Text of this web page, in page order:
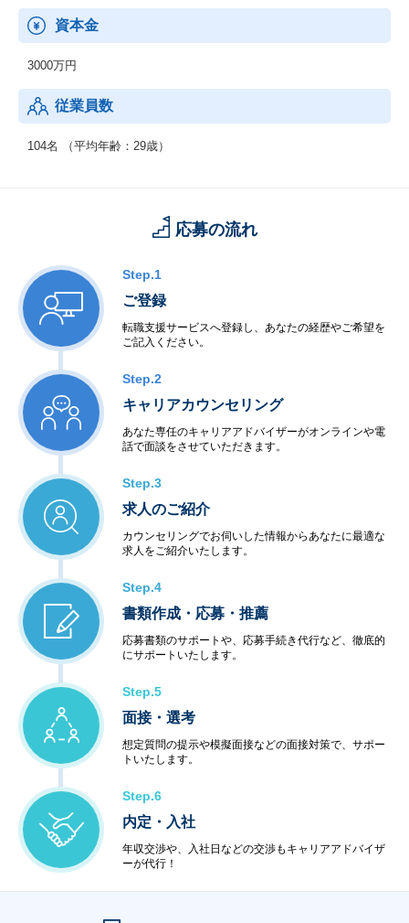
資本金
3000万円
従業員数
104名 （平均年齢：29歳）
応募の流れ
Step.1
ご登録
転職支援サービスへ登録し、あなたの経歴やご希望を
ご記入ください。
Step.2
キャリアカウンセリング
あなた専任のキャリアアドバイザーがオンラインや電
話で面談をさせていただきます。
Step.3
求人のご紹介
カウンセリングでお伺いした情報からあなたに最適な
求人をご紹介いたします。
Step.4
書類作成・応募・推薦
応募書類のサポートや、応募手続き代行など、徹底的
にサポートいたします。
Step.5
面接・選考
想定質問の提示や模擬面接などの面接対策で、サポー
トいたします。
Step.6
内定・入社
年収交渉や、入社日などの交渉もキャリアアドバイザ
ーが代行！